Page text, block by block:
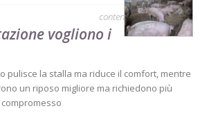
contenuto sponsorizzato
vogliono i
pulisce la stalla ma riduce il comfort, mentre
un riposo migliore ma richiedono più